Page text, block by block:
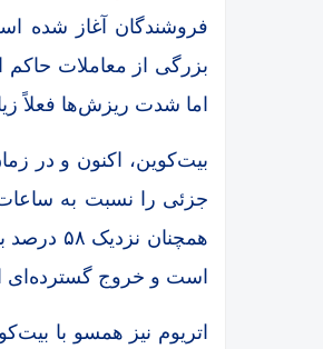
فروشندگان آغاز شده
بزرگی از معاملات
اما شدت ریزش‌ها فعلاً
جزئی را نسبت به
همچنان
است و خروج گسترده‌ای
اتریوم نیز همسو با